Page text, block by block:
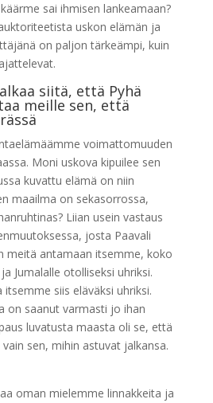
sai ihmisen lankeamaan?
uskon elämän ja
on paljon tärkeämpi, kuin
siitä, että Pyhä
meille sen, että
voimattomuuden
Moni uskova kipuilee sen
kuvattu elämä on niin
maailma on sekasorrossa,
Liian usein vastaus
josta Paavali
meitä antamaan itsemme, koko
Jumalalle otolliseksi uhriksi.
siis eläväksi uhriksi.
on saanut varmasti jo ihan
luvatusta maasta oli se, että
sen, mihin astuvat jalkansa.
oman mielemme linnakkeita ja